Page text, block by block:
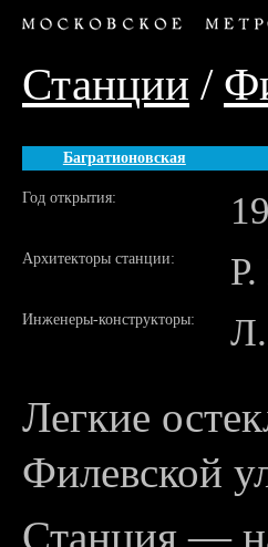
Станции /
Багратионовская
Год открытия:
Архитекторы станции:
Инженеры-конструкторы:
Легкие
Филевской
Станция —